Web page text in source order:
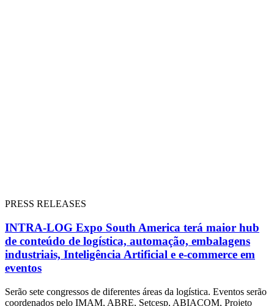
PRESS RELEASES
INTRA-LOG Expo South America terá maior hub
de conteúdo de logística, automação, embalagens
industriais, Inteligência Artificial e e-commerce em
eventos
Serão sete congressos de diferentes áreas da logística. Eventos serão
coordenados pelo IMAM, ABRE, Setcesp, ABIACOM, Projeto